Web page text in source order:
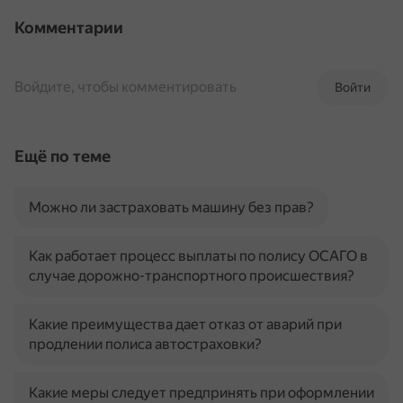
Комментарии
Войти
Войдите, чтобы комментировать
Ещё по теме
Можно ли застраховать машину без прав?
Как работает процесс выплаты по полису ОСАГО в
случае дорожно-транспортного происшествия?
Какие преимущества дает отказ от аварий при
продлении полиса автостраховки?
Какие меры следует предпринять при оформлении